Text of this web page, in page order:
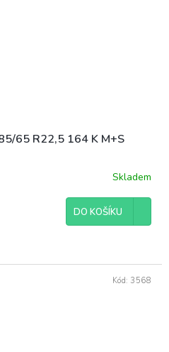
65 R22,5 164 K M+S
Skladem
DO KOŠÍKU
Kód: 3568